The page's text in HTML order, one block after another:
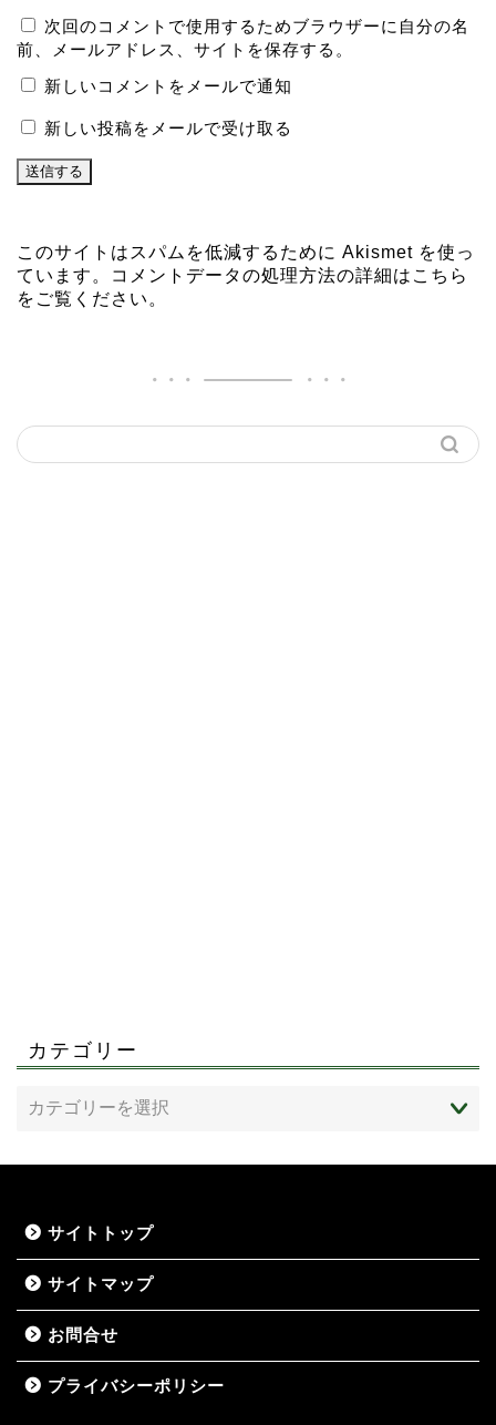
次回のコメントで使用するためブラウザーに自分の名
前、メールアドレス、サイトを保存する。
新しいコメントをメールで通知
新しい投稿をメールで受け取る
このサイトはスパムを低減するために Akismet を使っ
ています。
コメントデータの処理方法の詳細はこちら
をご覧ください 。
カテゴリー
サイトトップ
サイトマップ
お問合せ
プライバシーポリシー